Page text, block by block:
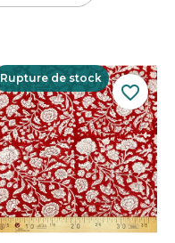
Rupture de stock
favorite_border